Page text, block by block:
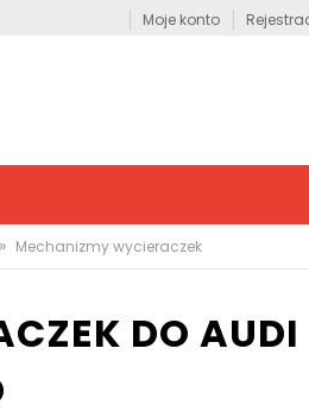
Moje konto
» Mechanizmy wycieraczek
DO AUDI